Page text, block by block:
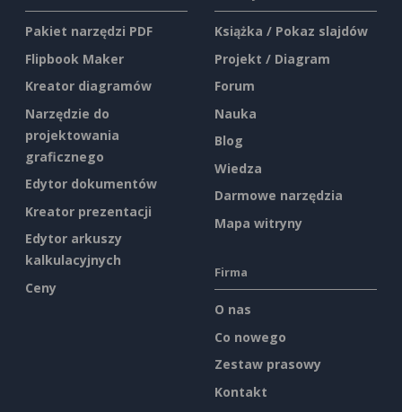
Pakiet narzędzi PDF
Flipbook Maker
Kreator diagramów
Narzędzie do
projektowania
graficznego
Edytor dokumentów
Kreator prezentacji
Edytor arkuszy
kalkulacyjnych
Ceny
Książka / Pokaz slajdów
Projekt / Diagram
Forum
Nauka
Blog
Wiedza
Darmowe narzędzia
Mapa witryny
Firma
O nas
Co nowego
Zestaw prasowy
Kontakt